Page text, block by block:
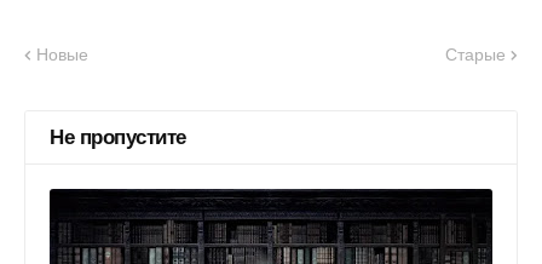
Новые Старые
Не пропустите